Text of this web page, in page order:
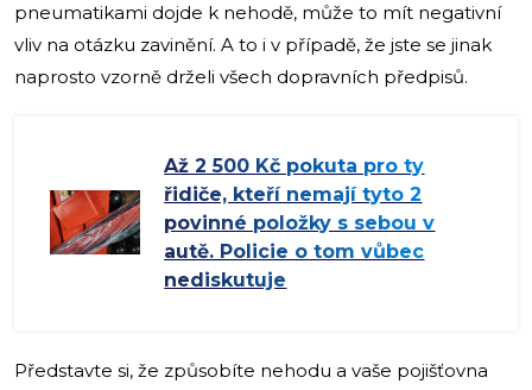
pneumatikami dojde k nehodě, může to mít negativní
vliv na otázku zavinění. A to i v případě, že jste se jinak
naprosto vzorně drželi všech dopravních předpisů.
Až 2 500 Kč pokuta pro ty
řidiče, kteří nemají tyto 2
povinné položky s sebou v
autě. Policie o tom vůbec
nediskutuje
Představte si, že způsobíte nehodu a vaše pojišťovna